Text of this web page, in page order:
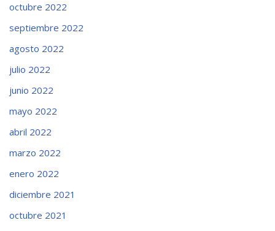
octubre 2022
septiembre 2022
agosto 2022
julio 2022
junio 2022
mayo 2022
abril 2022
marzo 2022
enero 2022
diciembre 2021
octubre 2021